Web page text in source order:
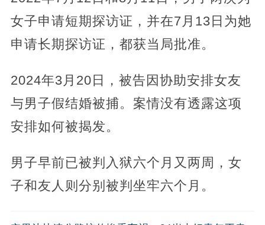
女子申请短期探访证，并在7月13日为她
申请长期探访证，都获当局批准。
2024年3月20日，被告因协助安排女友
与男子假结婚被捕。案情没有透露这项
安排如何被揭发。
男子早前已被判入狱六个月又两周，女
子和友人则分别被判坐牢六个月。